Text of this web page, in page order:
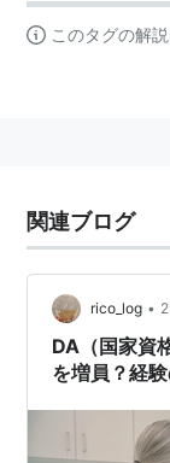
このタグの解
関連ブログ
rico_log •
DA（国家資
を増員？経